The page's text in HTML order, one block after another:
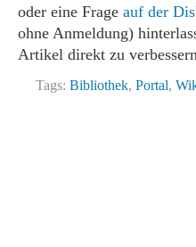
oder eine Frage auf der
ohne Anmeldung)
Artikel direkt zu
Tags: Bibliothek, Portal,